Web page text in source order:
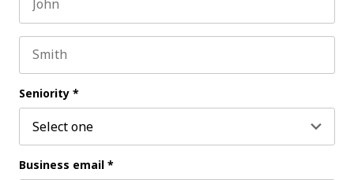
Seniority *
Business email *